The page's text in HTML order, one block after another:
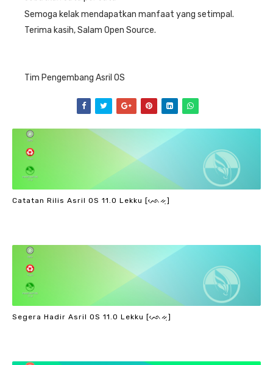
Semoga kelak mendapatkan manfaat yang setimpal.
Terima kasih, Salam Open Source.
Tim Pengembang Asril OS
Catatan Rilis Asril OS 11.0 Lekku [ᨒᨙᨀᨘ]
Segera Hadir Asril OS 11.0 Lekku [ᨒᨙᨀᨘ]